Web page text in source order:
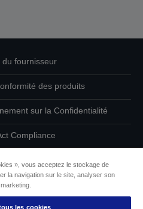
du fournisseur
des produits
sur la Confidentialité
Compliance
sur les cookies
», vous acceptez le stockage de
la navigation sur le site, analyser son
les cookies